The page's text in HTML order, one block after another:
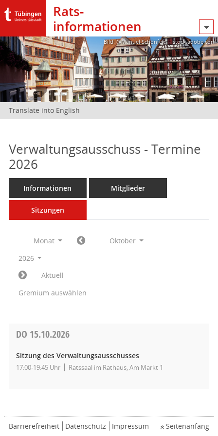
Rats­
informationen
Bild: @Manuel Schönfeld – stock.adobe.com
Translate into English
Verwaltungsausschuss - Termine
2026
Informationen Mitglieder
Sitzungen
Monat
Oktober
2026
Aktuell
Gremium auswählen
DO 15.10.2026
Sitzung des Verwaltungsausschusses
17:00-19:45 Uhr Ratssaal im Rathaus, Am Markt 1
Barrierefreiheit Datenschutz Impressum Seitenanfang